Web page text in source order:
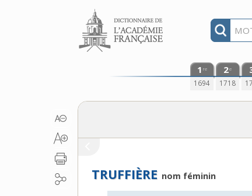
Aller au contenu
1 re
1694
2e
1718
TRUFFIÈRE nom féminin